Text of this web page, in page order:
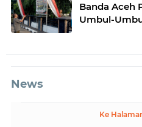
Banda Aceh
Umbul-
News
Ke